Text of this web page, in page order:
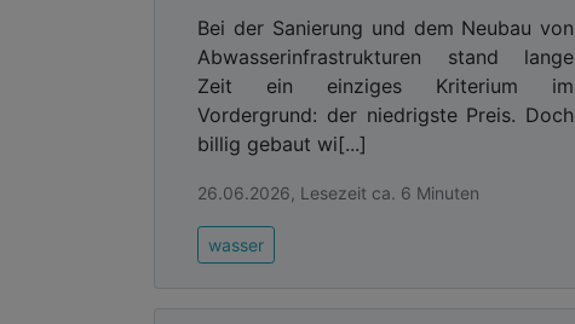
Bei der Sanierung und dem Neubau von
Abwasserinfrastrukturen stand lange
Zeit ein einziges Kriterium im
Vordergrund: der niedrigste Preis. Doch
billig gebaut wi[...]
26.06.2026, Lesezeit ca. 6 Minuten
wasser